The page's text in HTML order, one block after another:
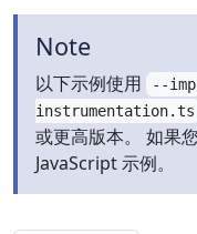
Note
以下示例使用
--
instrumentation.ts
或更高版本。 如果
JavaScript 示例。